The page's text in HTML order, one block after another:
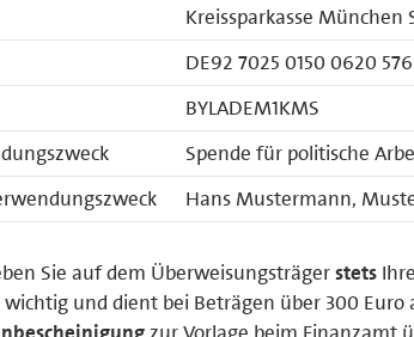
Kreissparkasse München
DE92 7025 0150 0620
BYLADEM1KMS
Spende für politische
Hans Mustermann,
Sie auf dem Überweisungsträgerstets Ihre
wichtig und dient bei Beträgen über 300
zur Vorlage beim Finanzamt